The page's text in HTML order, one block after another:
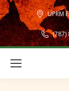
UPRM
(787)